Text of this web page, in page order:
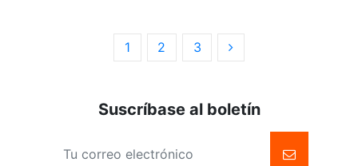
1 2 3
Suscríbase al boletín